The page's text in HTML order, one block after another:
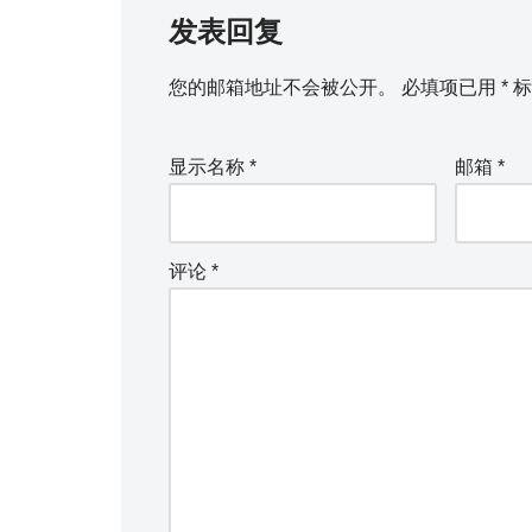
发表回复
您的邮箱地址不会被公开。 必填项已用 *
显示名称 * 邮箱*
评论 *